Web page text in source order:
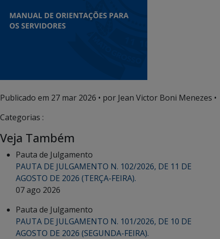
Publicado em 27 mar 2026 • por Jean Victor Boni Menezes •
Categorias :
Veja Também
Pauta de Julgamento
PAUTA DE JULGAMENTO N. 102/2026, DE 11 DE
AGOSTO DE 2026 (TERÇA-FEIRA).
07 ago 2026
Pauta de Julgamento
PAUTA DE JULGAMENTO N. 101/2026, DE 10 DE
AGOSTO DE 2026 (SEGUNDA-FEIRA).